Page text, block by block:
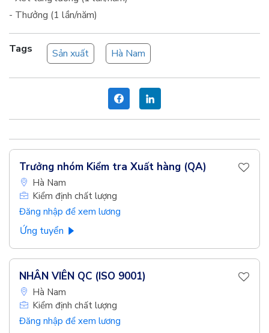
- Thưởng (1 lần/năm)
Tags Sản xuất Hà Nam
Trưởng nhóm Kiểm tra Xuất hàng (QA)
Hà Nam
Kiểm định chất lượng
Đăng nhập để xem lương
Ứng tuyển
NHÂN VIÊN QC (ISO 9001)
Hà Nam
Kiểm định chất lượng
Đăng nhập để xem lương